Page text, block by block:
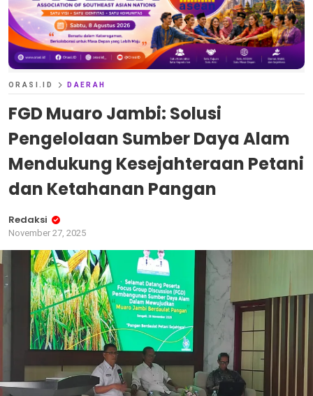
ORASI.ID DAERAH
FGD Muaro Jambi: Solusi
Pengelolaan Sumber Daya Alam
Mendukung Kesejahteraan Petani
dan Ketahanan Pangan
Redaksi
November 27, 2025